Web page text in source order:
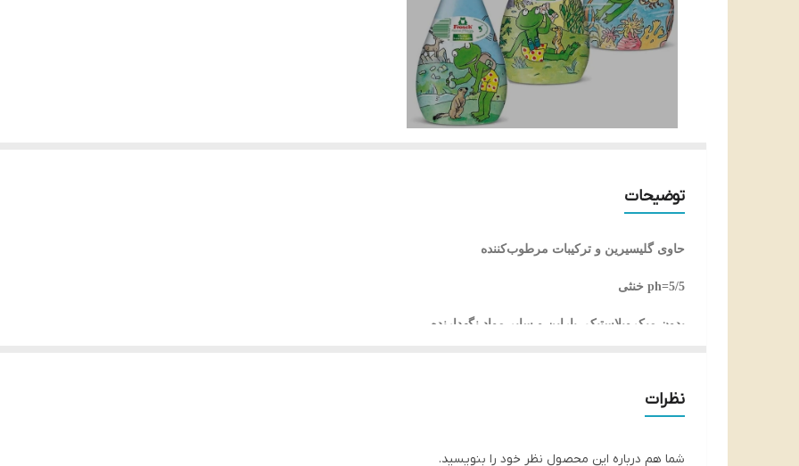
توضیحات
حاوی گلیسیرین و ترکیبات مرطوب‌کننده
ph=5/5 خنثی
بدون میکروپلاستیک، پارابن و سایر مواد نگهدارنده
حجم : 300 میلی لیتر
نظرات
شما هم درباره این محصول نظر خود را بنویسید.